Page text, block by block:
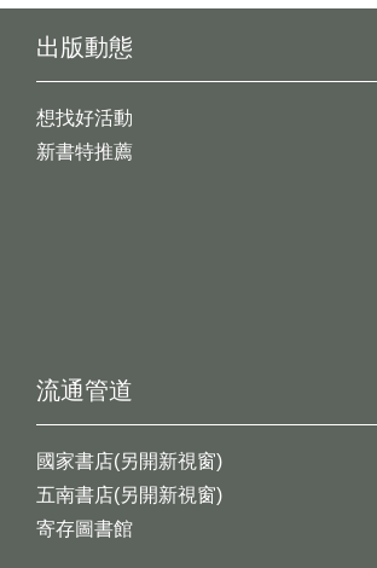
出版動態
想找好活動
新書特推薦
流通管道
國家書店(另開新視窗)
五南書店(另開新視窗)
寄存圖書館